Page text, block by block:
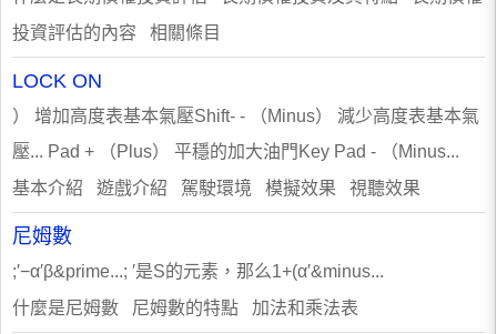
投資評估的內容 相關條目
LOCK ON
） 增加高度表基本氣壓Shift- - （Minus） 減少高度表基本氣
壓... Pad + （Plus） 平穩的加大油門Key Pad - （Minus...
基本介紹 遊戲介紹 駕駛環境 模擬效果 視聽效果
尼姆數
;′−α′β&prime...; ′是S的元素，那么1+(α′&minus...
什麼是尼姆數 尼姆數的特點 加法和乘法表